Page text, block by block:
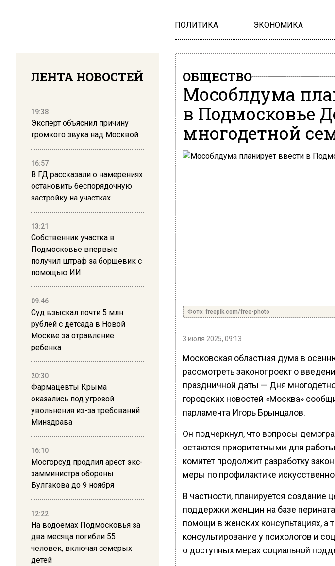
ПОЛИТИКА ЭКОНОМИКА
ЛЕНТА НОВОСТЕЙ
19:38
Эксперт объяснил причину
громкого звука над Москвой
16:57
В ГД рассказали о намерениях
остановить беспорядочную
застройку на участках
13:21
Собственник участка в
Подмосковье впервые
получил штраф за борщевик с
помощью ИИ
09:46
Суд взыскал почти 5 млн
рублей с детсада в Новой
Москве за отравление
ребенка
20:30
Фармацевты Крыма
оказались под угрозой
увольнения из-за требований
Минздрава
16:10
Мосгорсуд продлил арест экс-
замминистра обороны
Булгакова до 9 ноября
12:22
На водоемах Подмосковья за
два месяца погибли 55
человек, включая семерых
детей
ОБЩЕСТВО
Мособлдума
в Подмосковье
многодетной
Фото: freepik.com/free-photo
3 июля 2025, 09:13
Московская областная дума в
рассмотреть законопроект о
праздничной даты — Дня
городских новостей «Москва»
парламента Игорь Брынцалов.
Он подчеркнул, что вопросы
остаются приоритетными для
комитет продолжит разработку
меры по профилактике
В частности, планируется создание
поддержки женщин на базе
помощи в женских консультациях, а
консультирование у психологов и
о доступных мерах социальной